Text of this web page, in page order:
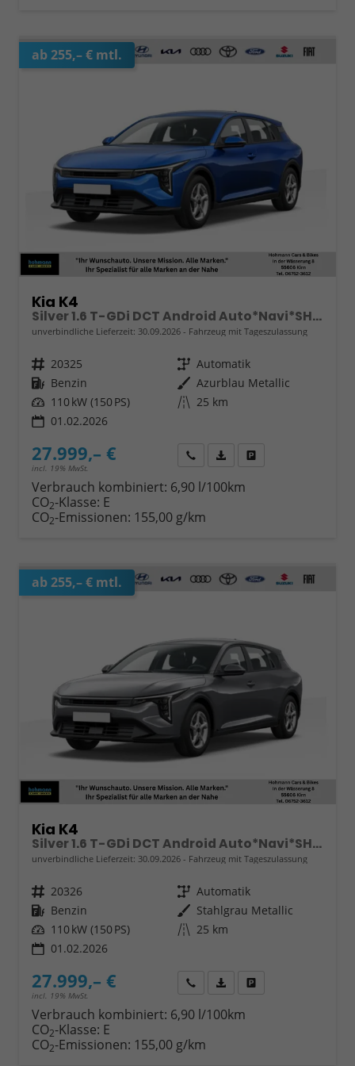
ab 255,– € mtl.
Kia K4
Silver 1.6 T-GDi DCT Android Auto*Navi*SHZ*Kamera*ACC*Keyless*2Z Klimaauto*
unverbindliche Lieferzeit: 30.09.2026 Fahrzeug mit Tageszulassung
Fahrzeugnr. 20325 Getriebe Automatik
Kraftstoff Benzin Außenfarbe Azurblau Metallic
Leistung 110 kW (150 PS) Kilometerstand 25 km
01.02.2026
27.999,– €
incl. 19% MwSt.
Wir rufen Sie anFahrzeugexposé (PDF)
Verbrauch kombiniert: 6,90 l/100km
CO2-Klasse: E
CO2-Emissionen: 155,00 g/km
ab 255,– € mtl.
Kia K4
Silver 1.6 T-GDi DCT Android Auto*Navi*SHZ*Kamera*ACC*Keyless*2Z Klimaauto*
unverbindliche Lieferzeit: 30.09.2026 Fahrzeug mit Tageszulassung
Fahrzeugnr. 20326 Getriebe Automatik
Kraftstoff Benzin Außenfarbe Stahlgrau Metallic
Leistung 110 kW (150 PS) Kilometerstand 25 km
01.02.2026
27.999,– €
incl. 19% MwSt.
Wir rufen Sie anFahrzeugexposé (PDF)
Verbrauch kombiniert: 6,90 l/100km
CO2-Klasse: E
CO2-Emissionen: 155,00 g/km